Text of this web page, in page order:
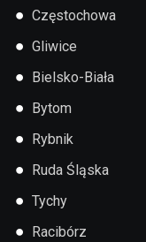
● Częstochowa
● Gliwice
● Bielsko-Biała
● Bytom
● Rybnik
● Ruda Śląska
● Tychy
● Racibórz